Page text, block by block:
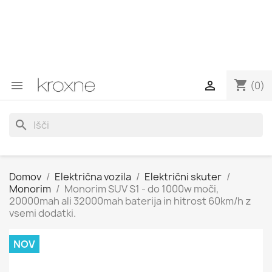
 shopping_cart (0)

search
Domov Električna vozila
Električni skuter
Monorim
Monorim SUV S1 - do 1000w moči,
20000mah ali 32000mah baterija in hitrost 60km/h z
vsemi dodatki.
NOV